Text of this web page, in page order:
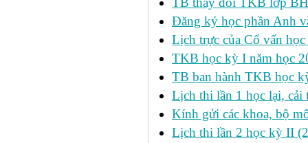
Đăng ký học phần Anh
Lịch trực của Cố vấn học
TKB học kỳ I năm học
TB ban hành TKB học
Lịch thi lần 1 học lại, cải
Kính gửi các khoa, bộ
Lịch thi lần 2 học kỳ II